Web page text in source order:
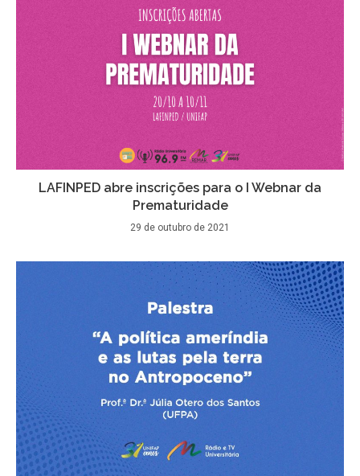
LAFINPED abre inscrições para o I Webnar da
Prematuridade
29 de outubro de 2021